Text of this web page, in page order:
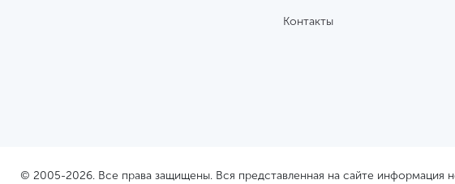
Контакты
© 2005-2026. Все права защищены. Вся представленная на сайте информация